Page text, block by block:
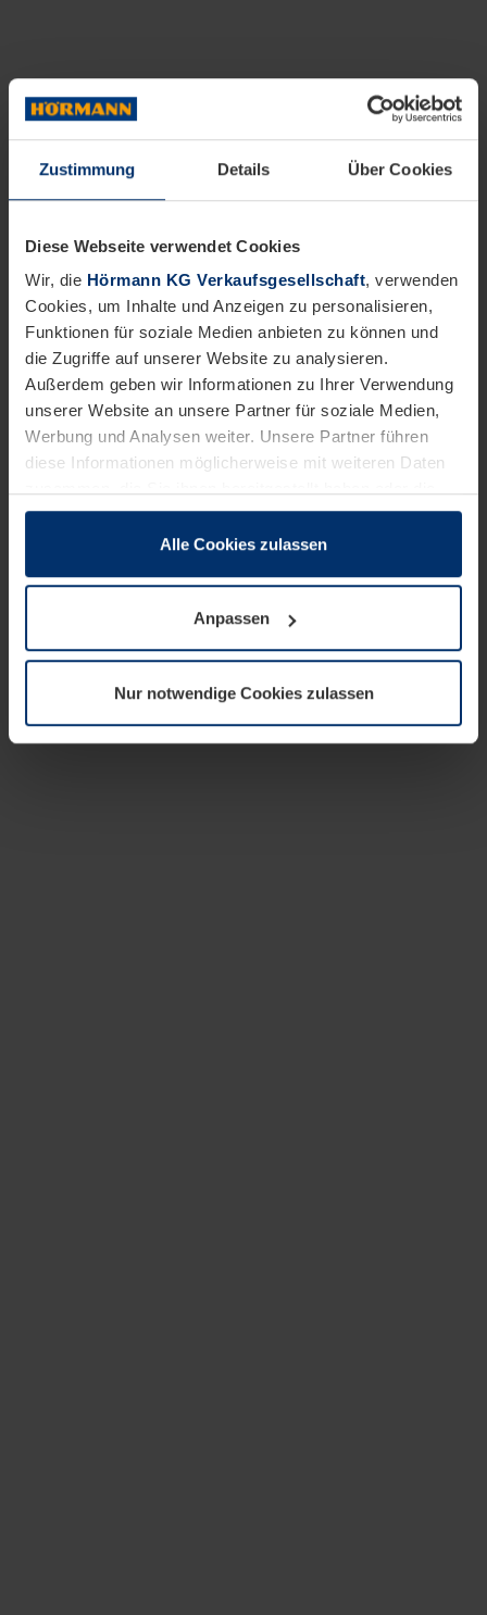
Zustimmung Details Über Cookies
Diese Webseite verwendet Cookies
Wir, die Hörmann KG Verkaufsgesellschaft, verwenden
Cookies, um Inhalte und Anzeigen zu personalisieren,
Funktionen für soziale Medien anbieten zu können und
die Zugriffe auf unserer Website zu analysieren.
Außerdem geben wir Informationen zu Ihrer Verwendung
unserer Website an unsere Partner für soziale Medien,
Werbung und Analysen weiter. Unsere Partner führen
diese Informationen möglicherweise mit weiteren Daten
sie im Rahmen Ihrer Nutzung der Dienste gesammelt
wenn diese für den Betrieb dieser Seite unbedingt
notwendig sind. Für alle anderen Cookie-Typen benötigen
wir Ihre Erlaubnis. Ihre Einwilligung können Sie jederzeit
Datenschutzerklärungunserer Website ändern oder
widerrufen.
Alle Cookies zulassen
Anpassen
Nur notwendige Cookies zulassen